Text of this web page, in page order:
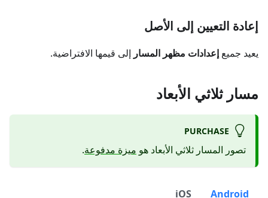
إعادة التعيين إلى الأصل
يعيد جميع إعدادات مظهر المسار إلى قيمها الافتراضية.
مسار ثلاثي الأبعاد
PURCHASE
تصور المسار ثلاثي الأبعاد هو ميزة مدفوعة.
Android
iOS